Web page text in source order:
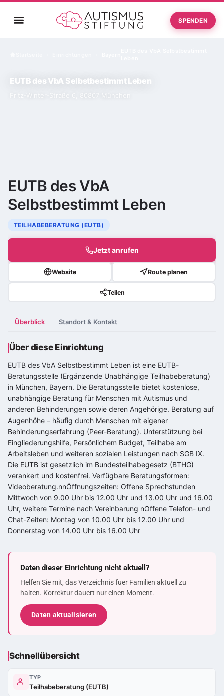
SPENDEN
EUTB des VbA Selbstbestimmt Leben
Fritz-Winter-Straße 6, 80807 München
EUTB des VbA
Selbstbestimmt Leben
TEILHABEBERATUNG (EUTB)
Jetzt anrufen
Website Route planen
Teilen
Überblick Standort & Kontakt
Über diese Einrichtung
EUTB des VbA Selbstbestimmt Leben ist eine EUTB-
Beratungsstelle (Ergänzende Unabhängige Teilhabeberatung)
in München, Bayern. Die Beratungsstelle bietet kostenlose,
unabhängige Beratung für Menschen mit Autismus und
anderen Behinderungen sowie deren Angehörige. Beratung auf
Augenhöhe – häufig durch Menschen mit eigener
Behinderungserfahrung (Peer-Beratung). Unterstützung bei
Eingliederungshilfe, Persönlichem Budget, Teilhabe am
Arbeitsleben und weiteren sozialen Leistungen nach SGB IX.
Die EUTB ist gesetzlich im Bundesteilhabegesetz (BTHG)
verankert und kostenfrei. Verfügbare Beratungsformen:
Videoberatung.nnÖffnungszeiten: Offene Sprechstunden
Mittwoch von 9.00 Uhr bis 12.00 Uhr und 13.00 Uhr und 16.00
Uhr, weitere Termine nach Vereinbarung nOffene Telefon- und
Chat-Zeiten: Montag von 10.00 Uhr bis 12.00 Uhr und
Donnerstag von 14.00 Uhr bis 16.00 Uhr
Daten dieser Einrichtung nicht aktuell?
Helfen Sie mit, das Verzeichnis fuer Familien aktuell zu
halten. Korrektur dauert nur einen Moment.
Daten aktualisieren
Schnellübersicht
TYP
Teilhabeberatung (EUTB)